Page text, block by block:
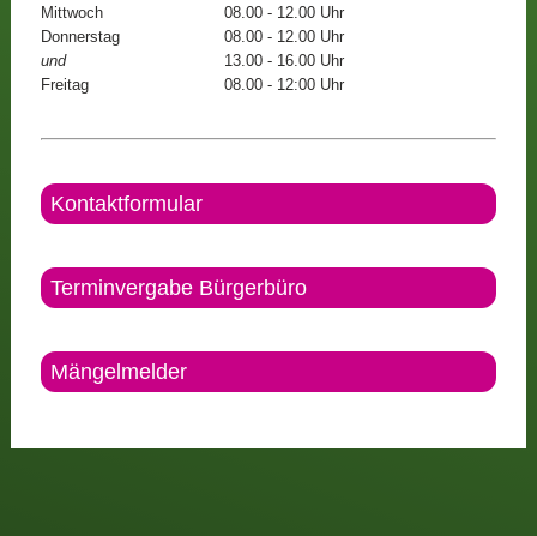
Mittwoch
08.00 - 12.00 Uhr
Donnerstag
08.00 - 12.00 Uhr
und
13.00 - 16.00 Uhr
Freitag
08.00 - 12:00 Uhr
Kontaktformular
Terminvergabe Bürgerbüro
Mängelmelder